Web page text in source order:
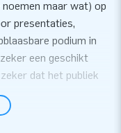
maar wat) op
presentaties,
podium in
een geschikt
dat het publiek
ondersteboven
De Opera van